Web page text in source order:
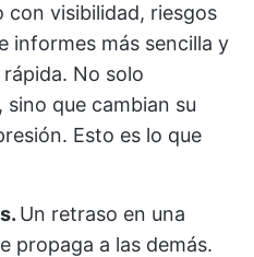
con visibilidad, riesgos
informes más sencilla y
No solo
que cambian su
Esto es lo que
Un retraso en una
propaga a las demás.